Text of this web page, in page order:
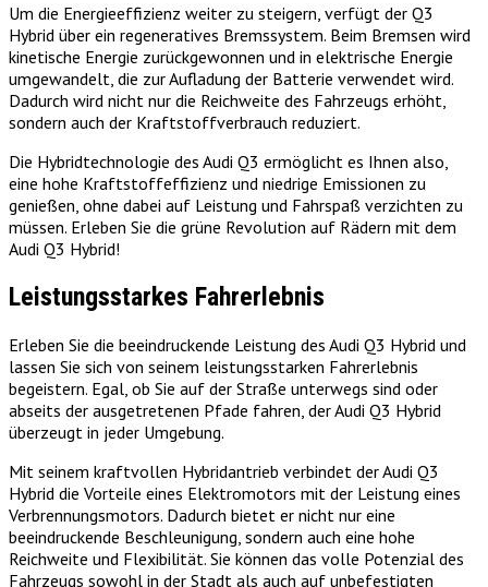
Um die Energieeffizienz weiter zu steigern, verfügt der Q3
Hybrid über ein regeneratives Bremssystem. Beim Bremsen wird
kinetische Energie zurückgewonnen und in elektrische Energie
umgewandelt, die zur Aufladung der Batterie verwendet wird.
Dadurch wird nicht nur die Reichweite des Fahrzeugs erhöht,
sondern auch der Kraftstoffverbrauch reduziert.
Die Hybridtechnologie des Audi Q3 ermöglicht es Ihnen also,
eine hohe Kraftstoffeffizienz und niedrige Emissionen zu
genießen, ohne dabei auf Leistung und Fahrspaß verzichten zu
müssen. Erleben Sie die grüne Revolution auf Rädern mit dem
Audi Q3 Hybrid!
Leistungsstarkes Fahrerlebnis
Erleben Sie die beeindruckende Leistung des Audi Q3 Hybrid und
lassen Sie sich von seinem leistungsstarken Fahrerlebnis
begeistern. Egal, ob Sie auf der Straße unterwegs sind oder
abseits der ausgetretenen Pfade fahren, der Audi Q3 Hybrid
überzeugt in jeder Umgebung.
Mit seinem kraftvollen Hybridantrieb verbindet der Audi Q3
Hybrid die Vorteile eines Elektromotors mit der Leistung eines
Verbrennungsmotors. Dadurch bietet er nicht nur eine
beeindruckende Beschleunigung, sondern auch eine hohe
Reichweite und Flexibilität. Sie können das volle Potenzial des
Fahrzeugs sowohl in der Stadt als auch auf unbefestigten